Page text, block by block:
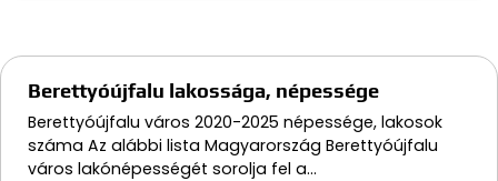
Berettyóújfalu lakossága, népessége
Berettyóújfalu város 2020-2025 népessége, lakosok
száma Az alábbi lista Magyarország Berettyóújfalu
város lakónépességét sorolja fel a…